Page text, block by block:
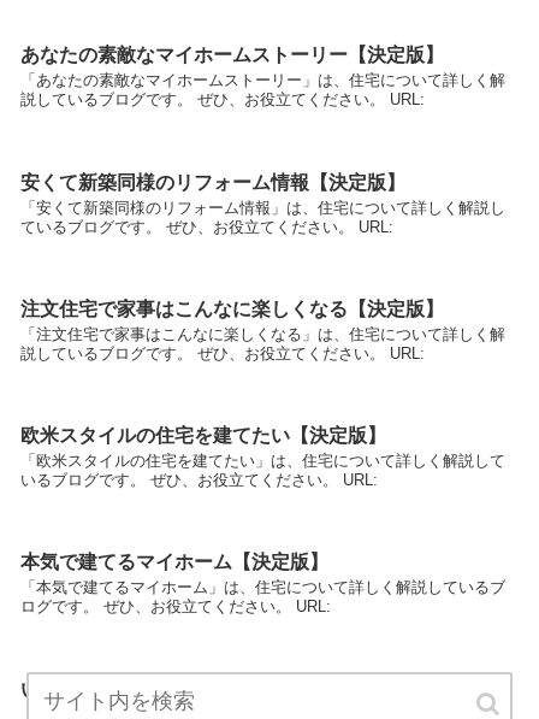
あなたの素敵なマイホームストーリー【決定版】
「あなたの素敵なマイホームストーリー」は、住宅について詳しく解
説しているブログです。 ぜひ、お役立てください。 URL:
安くて新築同様のリフォーム情報【決定版】
「安くて新築同様のリフォーム情報」は、住宅について詳しく解説し
ているブログです。 ぜひ、お役立てください。 URL:
注文住宅で家事はこんなに楽しくなる【決定版】
「注文住宅で家事はこんなに楽しくなる」は、住宅について詳しく解
説しているブログです。 ぜひ、お役立てください。 URL:
欧米スタイルの住宅を建てたい【決定版】
「欧米スタイルの住宅を建てたい」は、住宅について詳しく解説して
いるブログです。 ぜひ、お役立てください。 URL:
本気で建てるマイホーム【決定版】
「本気で建てるマイホーム」は、住宅について詳しく解説しているブ
ログです。 ぜひ、お役立てください。 URL:
いつかは建てたい自分だけの新築豪邸【決定版】
「いつかは建てたい自分だけの新築豪邸」は、住宅について詳しく解